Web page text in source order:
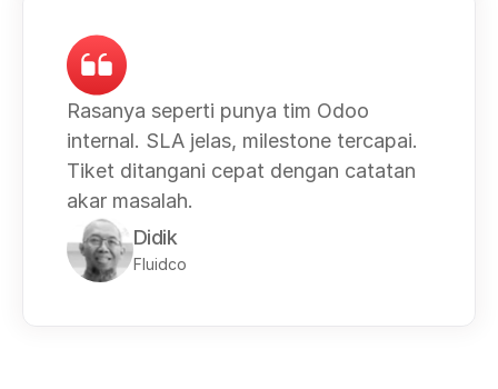
Rasanya seperti punya tim Odoo
internal. SLA jelas, milestone tercapai.
Tiket ditangani cepat dengan catatan
akar masalah.
Didik
Fluidco